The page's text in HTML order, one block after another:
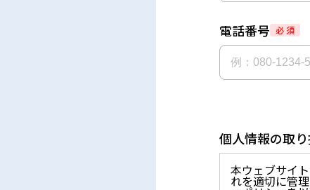
電話番号 必 須
個人情報の取
本ウェブサイ
れを適切に管